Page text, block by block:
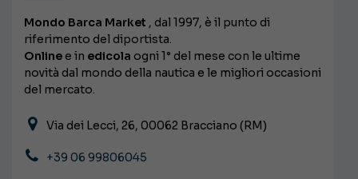
Mondo Barca Market , dal 1997, è il punto di
riferimento del diportista.
Online e in edicola ogni 1° del mese con le ultime
novità dal mondo della nautica e le migliori occasioni
del mercato.
Via dei Lecci, 26, 00062 Bracciano (RM)
+39 06 99806045